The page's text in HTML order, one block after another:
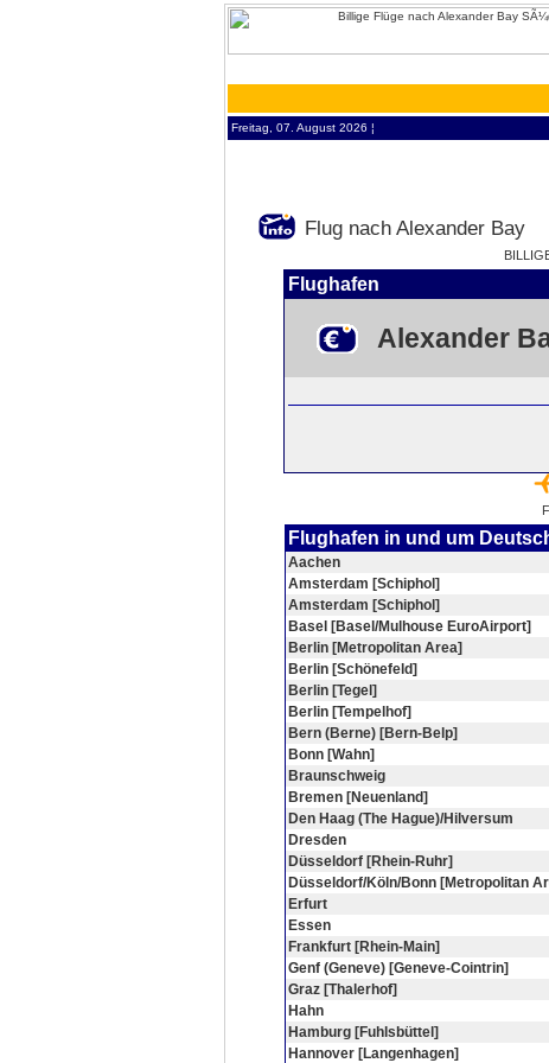
Freitag, 07. August 2026 ¦
Flug nach Alexander Bay
Flughafen
Alexander
Flughafen in und um
Aachen
Amsterdam [Schiphol]
Amsterdam [Schiphol]
Basel [Basel/Mulhouse EuroAirport]
Berlin [Metropolitan Area]
Berlin [Schönefeld]
Berlin [Tegel]
Berlin [Tempelhof]
Bern (Berne) [Bern-Belp]
Bonn [Wahn]
Braunschweig
Bremen [Neuenland]
Den Haag (The Hague)/Hilversum
Dresden
Düsseldorf [Rhein-Ruhr]
Düsseldorf/Köln/Bonn [Metropolitan
Erfurt
Essen
Frankfurt [Rhein-Main]
Genf (Geneve) [Geneve-Cointrin]
Graz [Thalerhof]
Hahn
Hamburg [Fuhlsbüttel]
Hannover [Langenhagen]